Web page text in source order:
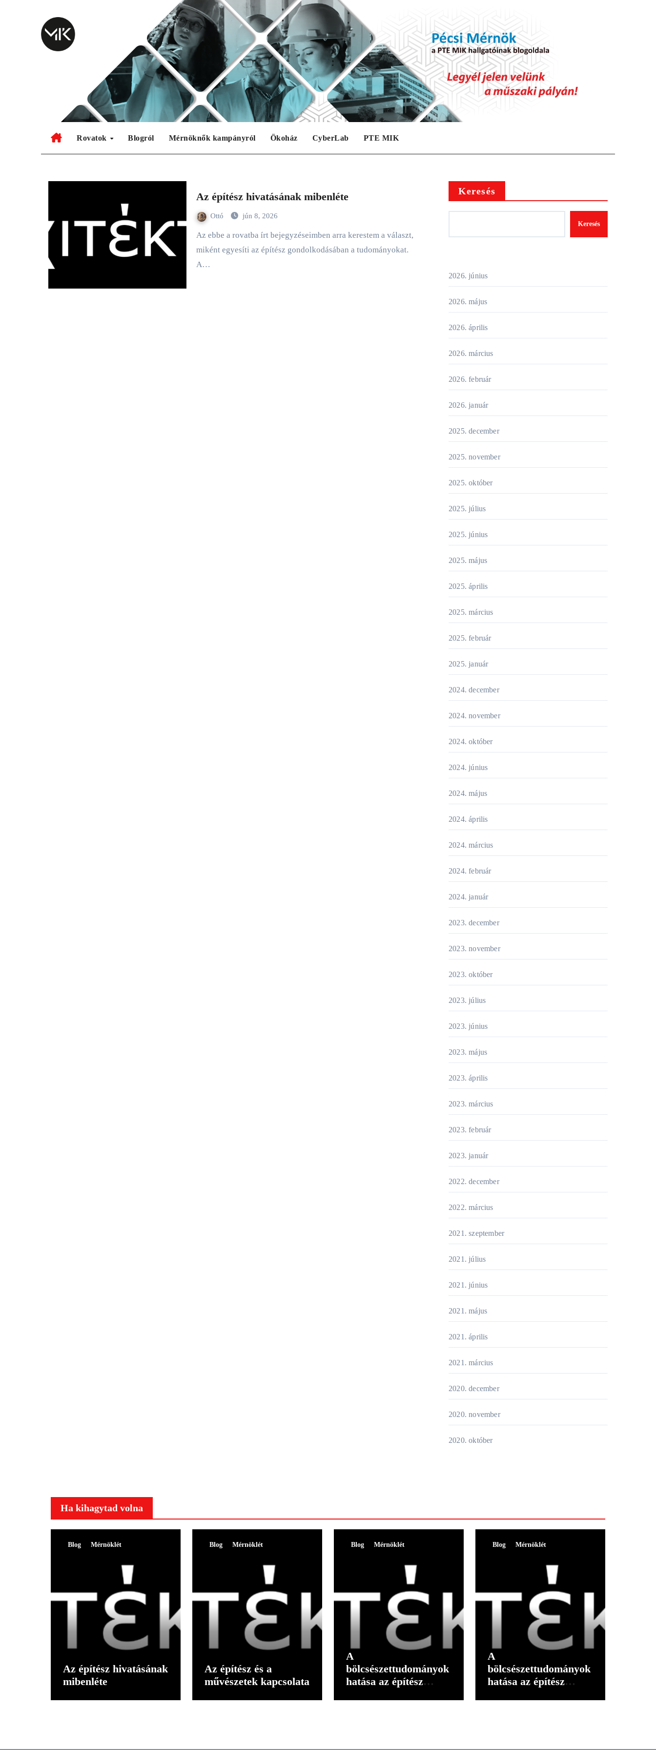
Rovatok Blogról Mérnöknők kampányról Ökoház CyberLab PTE MIK
Az építész hivatásának mibenléte
Ottó jún 8, 2026
Az ebbe a rovatba írt bejegyzéseimben arra kerestem a választ,
miként egyesíti az építész gondolkodásában a tudományokat.
A…
Keresés
Keresés
2026. június
2026. május
2026. április
2026. március
2026. február
2026. január
2025. december
2025. november
2025. október
2025. július
2025. június
2025. május
2025. április
2025. március
2025. február
2025. január
2024. december
2024. november
2024. október
2024. június
2024. május
2024. április
2024. március
2024. február
2024. január
2023. december
2023. november
2023. október
2023. július
2023. június
2023. május
2023. április
2023. március
2023. február
2023. január
2022. december
2022. március
2021. szeptember
2021. július
2021. június
2021. május
2021. április
2021. március
2020. december
2020. november
2020. október
Ha kihagytad volna
Blog Mérnöklét
Az építész hivatásának
mibenléte
Blog Mérnöklét
Az építész és a
művészetek kapcsolata
Blog Mérnöklét
A
bölcsészettudományok
hatása az építész
Blog Mérnöklét
A
bölcsészettudományok
hatása az építész